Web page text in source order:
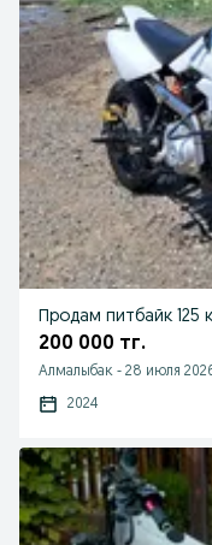
Продам питбайк 125
200 000 тг.
Алмалыбак - 28 июля
2024